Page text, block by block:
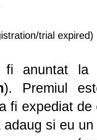
trial expired)
fi anuntat
). Premiul
fi expediat
adaug si eu